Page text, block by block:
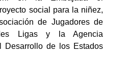
social para la niñez,
de Jugadores de
Ligas y la Agencia
Desarrollo de los Estados